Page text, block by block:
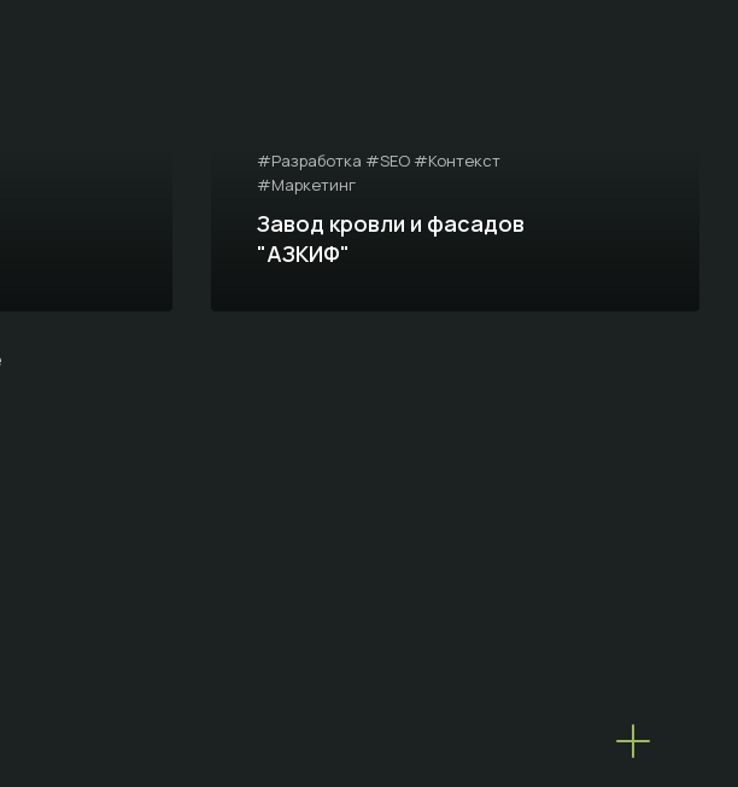
#Разработка #SEO #Контекст
#Маркетинг
Завод кровли и фасадов
"АЗКИФ"